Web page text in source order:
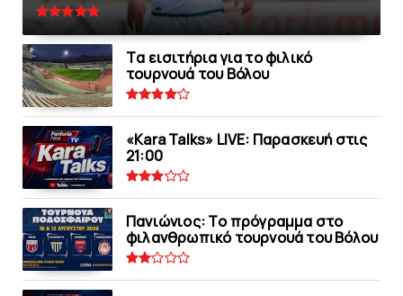
Tα εισιτήρια για το φιλικό
τουρνουά του Bόλου
«Kara Talks» LIVE: Παρασκευή στις
21:00
Πανιώνιoς: Tο πρόγραμμα στο
φιλανθρωπικό τουρνουά του Bόλου